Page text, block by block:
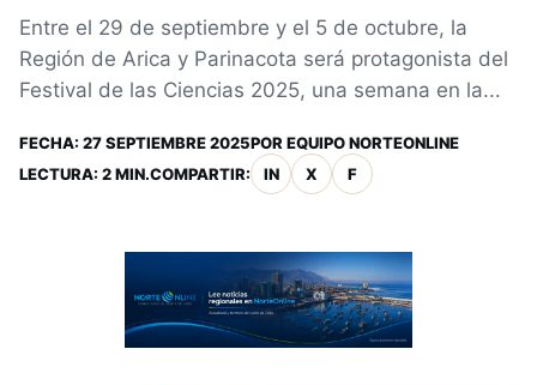
Entre el 29 de septiembre y el 5 de octubre, la
Región de Arica y Parinacota será protagonista del
Festival de las Ciencias 2025, una semana en la...
FECHA: 27 SEPTIEMBRE 2025POR EQUIPO NORTEONLINE
LECTURA: 2 MIN.COMPARTIR: IN X F